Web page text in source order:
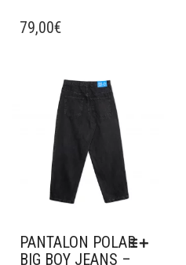
79,00€
Ajouter à mes favoris
PANTALON POLAR
BIG BOY JEANS –